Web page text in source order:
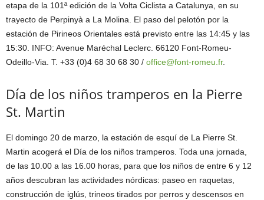
etapa de la 101ª edición de la Volta Ciclista a Catalunya, en su
trayecto de Perpinyà a La Molina. El paso del pelotón por la
estación de Pirineos Orientales está previsto entre las 14:45 y las
15:30. INFO: Avenue Maréchal Leclerc. 66120 Font-Romeu-
Odeillo-Via. T. +33 (0)4 68 30 68 30 / office@font-romeu.fr.
Día de los niños tramperos en la Pierre
St. Martin
El domingo 20 de marzo, la estación de esquí de La Pierre St.
Martin acogerá el Día de los niños tramperos. Toda una jornada,
de las 10.00 a las 16.00 horas, para que los niños de entre 6 y 12
años descubran las actividades nórdicas: paseo en raquetas,
construcción de iglús, trineos tirados por perros y descensos en